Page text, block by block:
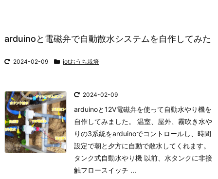
arduinoと電磁弁で自動散水システムを自作してみた
2024-02-09 iotおうち栽培
2024-02-09
arduinoと12V電磁弁を使って自動水やり機を
自作してみました。 温室、屋外、霧吹き水や
りの3系統をarduinoでコントロールし、時間
設定で朝と夕方に自動で散水してくれます。
タンク式自動水やり機 以前、水タンクに非接
触フロースイッチ ...